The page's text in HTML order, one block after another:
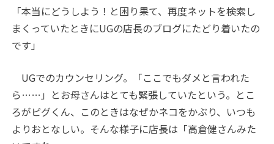
「本当にどうしよう！と困り果て、再度ネットを検索し
まくっていたときにUGの店長のブログにたどり着いたの
です」
UGでのカウンセリング。「ここでもダメと言われた
ら……」とお母さんはとても緊張していたという。とこ
ろがピグくん、このときはなぜかネコをかぶり、いつも
よりおとなしい。そんな様子に店長は「高倉健さんみた